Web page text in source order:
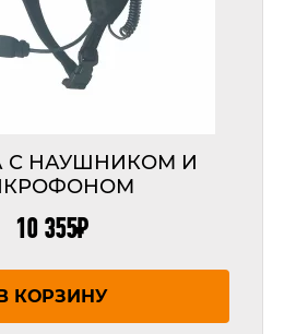
С НАУШНИКОМ И
10 355₽
КОРЗИНУ